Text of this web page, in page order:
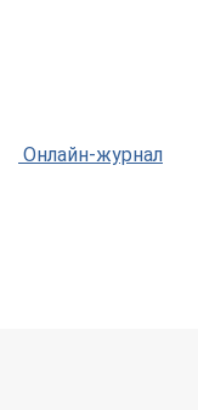
Онлайн-журнал